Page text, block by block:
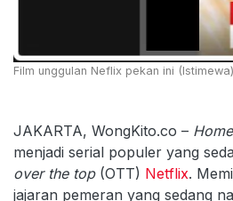
Film unggulan Neflix pekan ini (Istimewa)
JAKARTA, WongKito.co –
menjadi serial populer yang
over the top (OTT) Netflix.
jajaran pemeran yang sedang